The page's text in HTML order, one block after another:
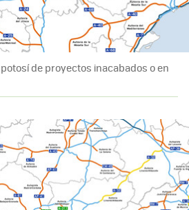
de proyectos inacabados o en